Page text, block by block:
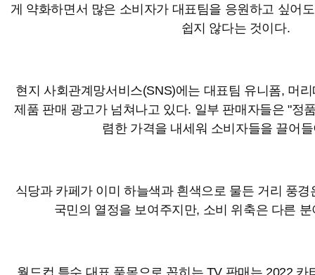
게 약화하면서 많은 소비자가 대표팀을 응원하고 싶어
쉽지 않다는 것이다.
현지 사회관계망서비스(SNS)에는 대표팀 유니폼, 머
제품 판매 광고가 넘쳐나고 있다. 일부 판매자들은 "정
렴한 가격을 내세워 소비자들을 끌어
식당과 카페가 이미 하늘색과 흰색으로 물든 거리 풍
국민의 열정을 보여주지만, 소비 위축은 다른
월드컵 특수 대표 품목으로 꼽히는 TV 판매는 2022 카